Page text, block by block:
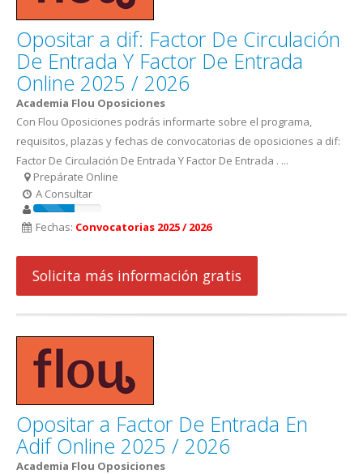
Opositar a dif: Factor De Circulación
De Entrada Y Factor De Entrada
Online 2025 / 2026
Academia Flou Oposiciones
Con Flou Oposiciones podrás informarte sobre el programa,
requisitos, plazas y fechas de convocatorias de oposiciones a dif:
Factor De Circulación De Entrada Y Factor De Entrada . ...
Prepárate Online
A Consultar
Fechas: Convocatorias 2025 / 2026
Solicita más información gratis
Opositar a Factor De Entrada En
Adif Online 2025 / 2026
Academia Flou Oposiciones